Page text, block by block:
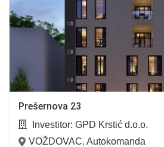
Prešernova 23
Investitor: GPD Krstić d.o.o.
VOŽDOVAC, Autokomanda